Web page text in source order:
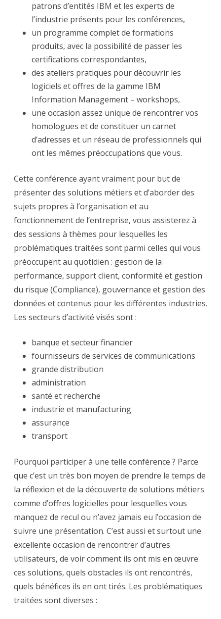
patrons d’entités IBM et les experts de
l’industrie présents pour les conférences,
un programme complet de formations
produits, avec la possibilité de passer les
certifications correspondantes,
des ateliers pratiques pour découvrir les
logiciels et offres de la gamme IBM
Information Management – workshops,
une occasion assez unique de rencontrer vos
homologues et de constituer un carnet
d’adresses et un réseau de professionnels qui
ont les mêmes préoccupations que vous.
Cette conférence ayant vraiment pour but de
présenter des solutions métiers et d’aborder des
sujets propres à l’organisation et au
fonctionnement de l’entreprise, vous assisterez à
des sessions à thèmes pour lesquelles les
problématiques traitées sont parmi celles qui vous
préoccupent au quotidien : gestion de la
performance, support client, conformité et gestion
du risque (Compliance), gouvernance et gestion des
données et contenus pour les différentes industries.
Les secteurs d’activité visés sont :
banque et secteur financier
fournisseurs de services de communications
grande distribution
administration
santé et recherche
industrie et manufacturing
assurance
transport
Pourquoi participer à une telle conférence ? Parce
que c’est un très bon moyen de prendre le temps de
la réflexion et de la découverte de solutions métiers
comme d’offres logicielles pour lesquelles vous
manquez de recul ou n’avez jamais eu l’occasion de
suivre une présentation. C’est aussi et surtout une
excellente occasion de rencontrer d’autres
utilisateurs, de voir comment ils ont mis en œuvre
ces solutions, quels obstacles ils ont rencontrés,
quels bénéfices ils en ont tirés. Les problématiques
traitées sont diverses :